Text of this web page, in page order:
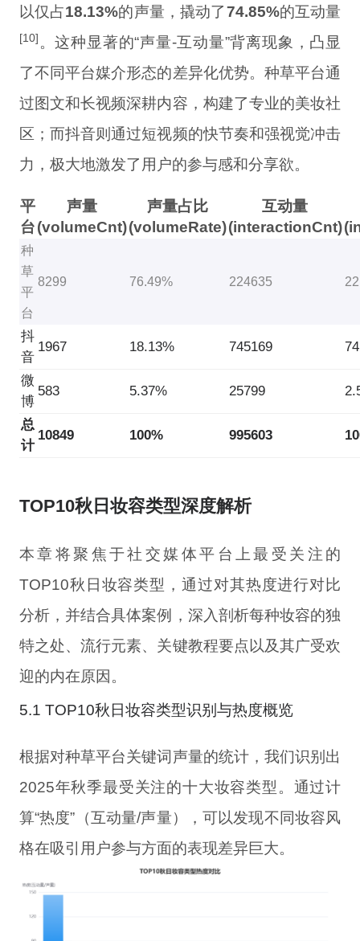
以仅占18.13%的声量，撬动了74.85%的互动量
[10] 。这种显著的“声量-互动量”背离现象，凸显
了不同平台媒介形态的差异化优势。种草平台通
过图文和长视频深耕内容，构建了专业的美妆社
区；而抖音则通过短视频的快节奏和强视觉冲击
力，极大地激发了用户的参与感和分享欲。
平
台
声量
(volumeCnt)
声量占比
(volumeRate)
互动量
(interactionCnt)
种
草
平
台
8299 76.49% 224635
抖
音
1967 18.13% 745169
微
博
583 5.37% 25799
总
计
10849 100% 995603
TOP10秋日妆容类型深度解析
本章将聚焦于社交媒体平台上最受关注的
TOP10秋日妆容类型，通过对其热度进行对比
分析，并结合具体案例，深入剖析每种妆容的独
特之处、流行元素、关键教程要点以及其广受欢
迎的内在原因。
5.1 TOP10秋日妆容类型识别与热度概览
根据对种草平台关键词声量的统计，我们识别出
2025年秋季最受关注的十大妆容类型。通过计
算“热度”（互动量/声量），可以发现不同妆容风
格在吸引用户参与方面的表现差异巨大。